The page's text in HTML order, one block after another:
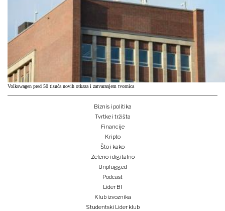
Volkswagen pred 50 tisuća novih otkaza i zatvaranjem tvornica
Biznis i politika
Tvrtke i tržišta
Financije
Kripto
Što i kako
Zeleno i digitalno
Unplugged
Podcast
Lider BI
Klub izvoznika
Studentski Lider klub